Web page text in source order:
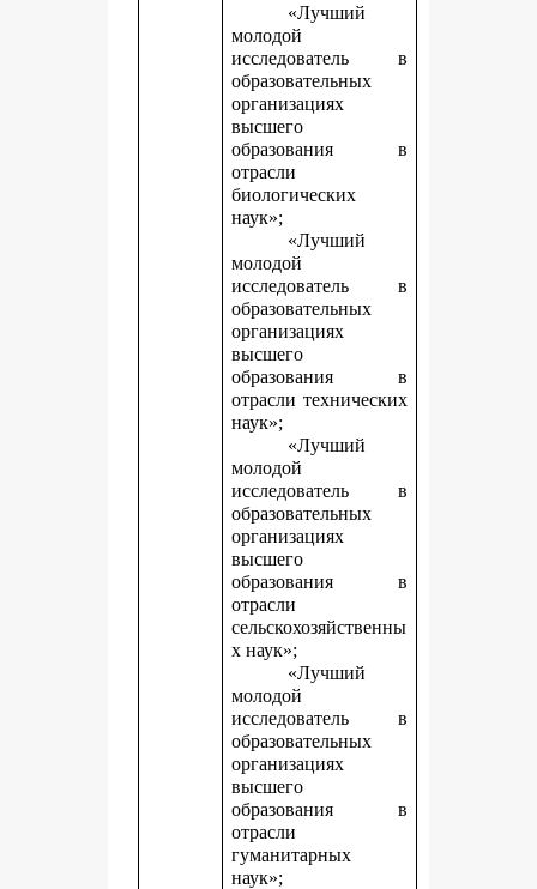
«Лучший
молодой
исследователь в
образовательных
организациях
высшего
образования в
отрасли
биологических
наук»;
«Лучший
молодой
исследователь в
образовательных
организациях
высшего
образования в
отрасли технических
наук»;
«Лучший
молодой
исследователь в
образовательных
организациях
высшего
образования в
отрасли
сельскохозяйственны
х наук»;
«Лучший
молодой
исследователь в
образовательных
организациях
высшего
образования в
отрасли
гуманитарных
наук»;